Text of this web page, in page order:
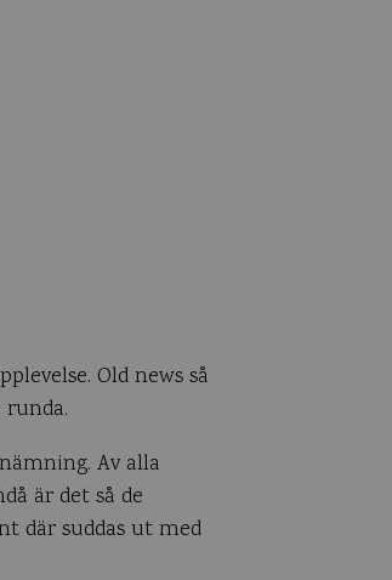
Old news så
Av alla
är det så de
där suddas ut med